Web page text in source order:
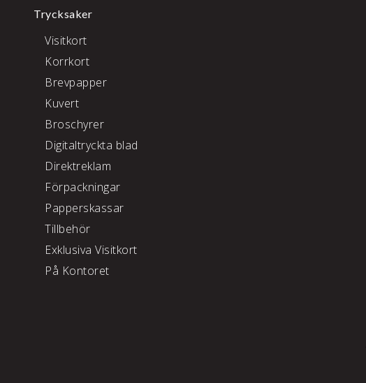
Trycksaker
Visitkort
Korrkort
Brevpapper
Kuvert
Broschyrer
Digitaltryckta blad
Direktreklam
Förpackningar
Papperskassar
Tillbehör
Exklusiva Visitkort
På Kontoret